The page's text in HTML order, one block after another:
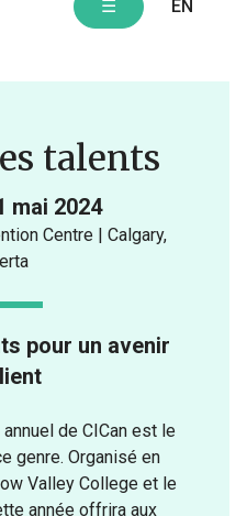
☰ EN
talents
mai 2024
Centre | Calgary,
pour un avenir
de CICan est le
genre. Organisé en
Valley College et le
année offrira aux